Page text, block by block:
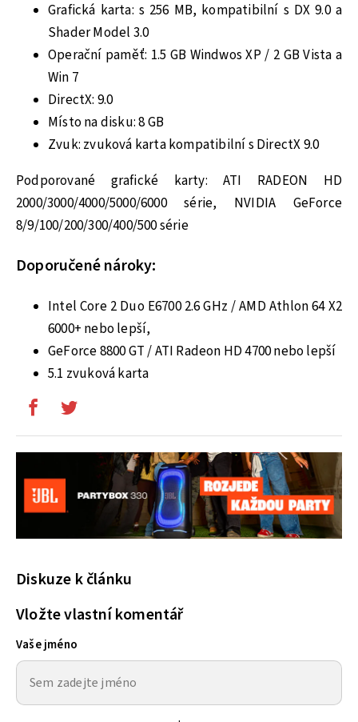
Grafická karta: s 256 MB, kompatibilní s DX 9.0 a
Shader Model 3.0
Operační paměť: 1.5 GB Windwos XP / 2 GB Vista a
Win 7
DirectX: 9.0
Místo na disku: 8 GB
Zvuk: zvuková karta kompatibilní s DirectX 9.0
Podporované grafické karty: ATI RADEON HD
2000/3000/4000/5000/6000 série, NVIDIA GeForce
8/9/100/200/300/400/500 série
Doporučené nároky:
Intel Core 2 Duo E6700 2.6 GHz / AMD Athlon 64 X2
6000+ nebo lepší,
GeForce 8800 GT / ATI Radeon HD 4700 nebo lepší
5.1 zvuková karta
Diskuze k článku
Vložte vlastní komentář
Vaše jméno